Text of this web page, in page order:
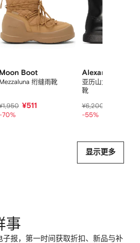
Moon Boot
Mezzaluna 绗缝雨靴
¥511
70%
Alexander
亚历山大·麦昆 皮革
靴
¥6,200
-55%
显示更多
事
子报，第一时间获取折扣、新品与补